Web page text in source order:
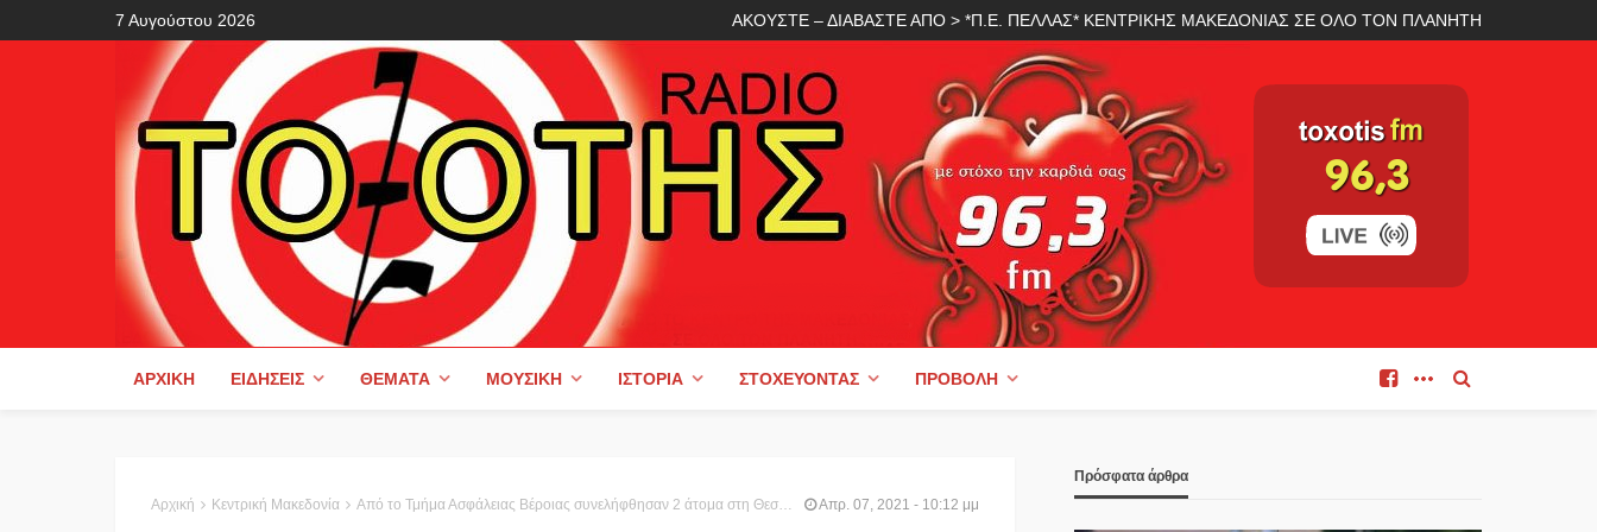
7 Αυγούστου 2026 ΑΚΟΥΣΤΕ – ΔΙΑΒΑΣΤΕ ΑΠΟ > *Π.Ε. ΠΕΛΛΑΣ* ΚΕΝΤΡΙΚΗΣ ΜΑΚΕΔΟΝΙΑΣ ΣΕ ΟΛΟ ΤΟΝ ΠΛΑΝΗΤΗ
ΑΡΧΙΚΉ ΕΙΔΉΣΕΙΣ ΘΈΜΑΤΑ ΜΟΥΣΙΚΉ ΙΣΤΟΡΊΑ ΣΤΟΧΕΎΟΝΤΑΣ ΠΡΟΒΟΛΉ
Αρχική Κεντρική Μακεδονία Από το Τμήμα Ασφάλειας Βέροιας συνελήφθησαν 2 άτομα στη Θεσσαλονίκη για διακίνηση ναρκωτικών ουσιών Απρ. 07, 2021 - 10:12 μμ
Πρόσφατα άρθρα